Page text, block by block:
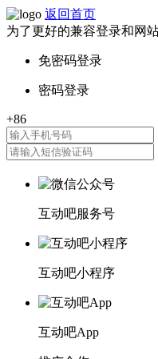
返回首页
为了更好的兼容登录和网
互动吧服务号
互动吧小程序
互动吧App